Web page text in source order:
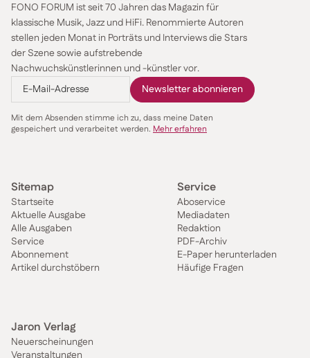
FONO FORUM ist seit 70 Jahren das Magazin für
klassische Musik, Jazz und HiFi. Renommierte Autoren
stellen jeden Monat in Porträts und Interviews die Stars
der Szene sowie aufstrebende
Nachwuchskünstlerinnen und -künstler vor.
Mit dem Absenden stimme ich zu, dass meine Daten
gespeichert und verarbeitet werden. Mehr erfahren
Sitemap
Startseite
Aktuelle Ausgabe
Alle Ausgaben
Service
Abonnement
Artikel durchstöbern
Service
Aboservice
Mediadaten
Redaktion
PDF-Archiv
E-Paper herunterladen
Häufige Fragen
Jaron Verlag
Neuerscheinungen